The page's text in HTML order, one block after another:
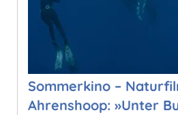
Sommerkino –
Ahrenshoop: »Unter